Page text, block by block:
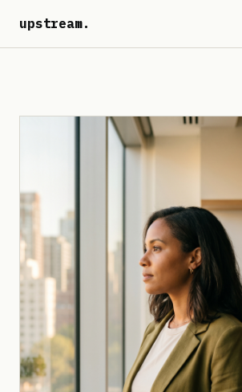
upstream.